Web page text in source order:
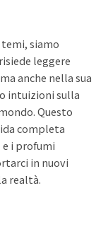
siamo
leggere
anche nella sua
intuizioni sulla
Questo
completa
e i profumi
in nuovi
realtà.